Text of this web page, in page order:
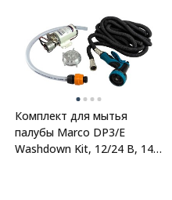
Комплект для мытья
палубы Marco DP3/E
Washdown Kit, 12/24 В, 14